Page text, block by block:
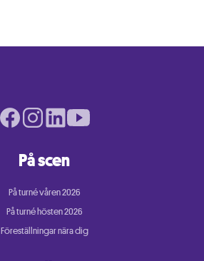
På scen
På turné våren 2026
På turné hösten 2026
Föreställningar nära dig
Facebook page
Instagram page
LinkedIn pageYoutube page